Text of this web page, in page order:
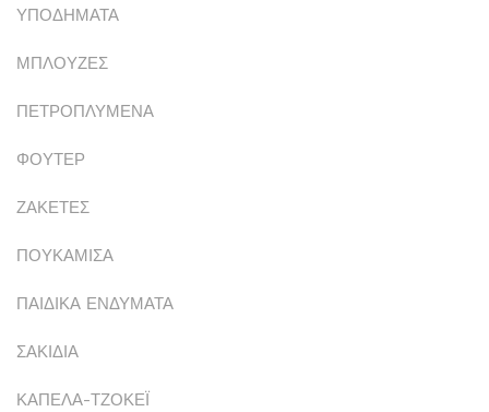
ΥΠΟΔΗΜΑΤΑ
ΜΠΛΟΥΖΕΣ
ΠΕΤΡΟΠΛΥΜΕΝΑ
ΦΟΥΤΕΡ
ΖΑΚΕΤΕΣ
ΠΟΥΚΑΜΙΣΑ
ΠΑΙΔΙΚΑ ΕΝΔΥΜΑΤΑ
ΣΑΚΙΔΙΑ
ΚΑΠΕΛΑ-ΤΖΟΚΕΪ